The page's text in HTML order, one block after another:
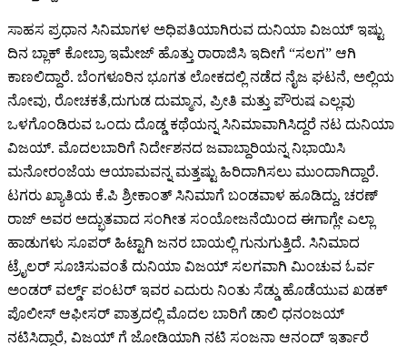
ಸಾಹಸ ಪ್ರಧಾನ ಸಿನಿಮಾಗಳ ಅಧಿಪತಿಯಾಗಿರುವ ದುನಿಯಾ ವಿಜಯ್ ಇಷ್ಟು
ದಿನ ಬ್ಲಾಕ್ ಕೋಬ್ರಾ ಇಮೇಜ್ ಹೊತ್ತು ರಾರಾಜಿಸಿ ಇದೀಗೆ “ಸಲಗ” ಆಗಿ
ಕಾಣಲಿದ್ದಾರೆ. ಬೆಂಗಳೂರಿನ ಭೂಗತ ಲೋಕದಲ್ಲಿ ನಡೆದ ನೈಜ ಘಟನೆ, ಅಲ್ಲಿಯ
ನೋವು, ರೋಚಕತೆ,ದುಗುಡ ದುಮ್ಮಾನ, ಪ್ರೀತಿ ಮತ್ತು ಪೌರುಷ ಎಲ್ಲವು
ಒಳಗೊಂಡಿರುವ ಒಂದು ದೊಡ್ಡ ಕಥೆಯನ್ನ ಸಿನಿಮಾವಾಗಿಸಿದ್ದರೆ ನಟ ದುನಿಯಾ
ವಿಜಯ್. ಮೊದಲಬಾರಿಗೆ ನಿರ್ದೇಶನದ ಜವಾಬ್ದಾರಿಯನ್ನ ನಿಭಾಯಿಸಿ
ಮನೋರಂಜೆಯ ಆಯಾಮವನ್ನ ಮತ್ತಷ್ಟು ಹಿರಿದಾಗಿಸಲು ಮುಂದಾಗಿದ್ದಾರೆ.
ಟಗರು ಖ್ಯಾತಿಯ ಕೆ.ಪಿ ಶ್ರೀಕಾಂತ್ ಸಿನಿಮಾಗೆ ಬಂಡವಾಳ ಹೂಡಿದ್ದು, ಚರಣ್
ರಾಜ್ ಅವರ ಅದ್ಭುತವಾದ ಸಂಗೀತ ಸಂಯೋಜನೆಯಿಂದ ಈಗಾಗ್ಲೇ ಎಲ್ಲಾ
ಹಾಡುಗಳು ಸೂಪರ್ ಹಿಟ್ಟಾಗಿ ಜನರ ಬಾಯಲ್ಲಿ ಗುನುಗುತ್ತಿದೆ. ಸಿನಿಮಾದ
ಟ್ರೈಲರ್ ಸೂಚಿಸುವಂತೆ ದುನಿಯಾ ವಿಜಯ್ ಸಲಗವಾಗಿ ಮಿಂಚುವ ಓರ್ವ
ಅಂಡರ್ ವರ್ಲ್ಡ್ ಪಂಟರ್ ಇವರ ಎದುರು ನಿಂತು ಸೆಡ್ಡು ಹೊಡೆಯುವ ಖಡಕ್
ಪೊಲೀಸ್ ಆಫೀಸರ್ ಪಾತ್ರದಲ್ಲಿ ಮೊದಲ ಬಾರಿಗೆ ಡಾಲಿ ಧನಂಜಯ್
ನಟಿಸಿದ್ದಾರೆ, ವಿಜಯ್ ಗೆ ಜೋಡಿಯಾಗಿ ನಟಿ ಸಂಜನಾ ಆನಂದ್ ಇರ್ತಾರೆ